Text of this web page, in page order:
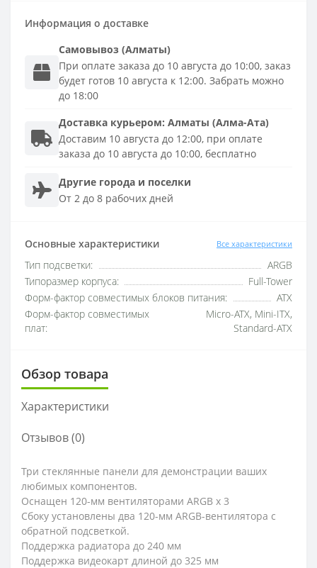
Информация о доставке
Самовывоз (Алматы)
При оплате заказа до 10 августа до 10:00, заказ
будет готов 10 августа к 12:00. Забрать можно
до 18:00
Доставка курьером: Алматы (Алма-Ата)
Доставим 10 августа до 12:00, при оплате
заказа до 10 августа до 10:00, бесплатно
Другие города и поселки
От 2 до 8 рабочих дней
Основные характеристики Все характеристики
Тип подсветки:
ARGB
Типоразмер корпуса:
Full-Tower
Форм-фактор совместимых блоков питания:
ATX
Форм-фактор совместимых
плат:
Micro-ATX, Mini-ITX,
Standard-ATX
Обзор товара
Характеристики
Отзывов (0)
Три стеклянные панели для демонстрации ваших
любимых компонентов.
Оснащен 120-мм вентиляторами ARGB x 3
Сбоку установлены два 120-мм ARGB-вентилятора с
обратной подсветкой.
Поддержка радиатора до 240 мм
Поддержка видеокарт длиной до 325 мм